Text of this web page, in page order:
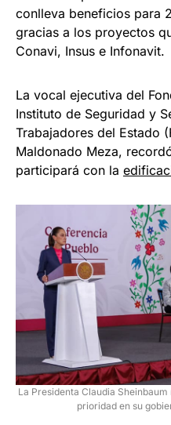
conlleva beneficios para
gracias a los proyectos
Conavi, Insus e Infonavit.
La vocal ejecutiva del
Instituto de Seguridad y
Trabajadores del Estado
Maldonado Meza,
participará con la
La Presidenta Claudia
prioridad en su